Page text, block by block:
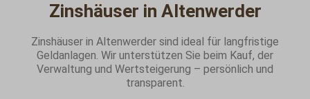
Zinshäuser in Altenwerder
Zinshäuser in Altenwerder sind ideal für langfristige
Geldanlagen. Wir unterstützen Sie beim Kauf, der
Verwaltung und Wertsteigerung – persönlich und
transparent.